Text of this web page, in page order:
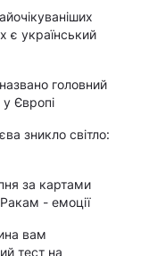
є український
головний
Європі
зникло світло:
за картами
- емоції
вам
тест на